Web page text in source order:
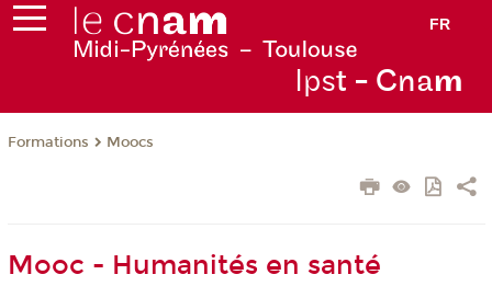
FR
Ipst - Cnam
Formations Moocs
Mooc - Humanités en santé